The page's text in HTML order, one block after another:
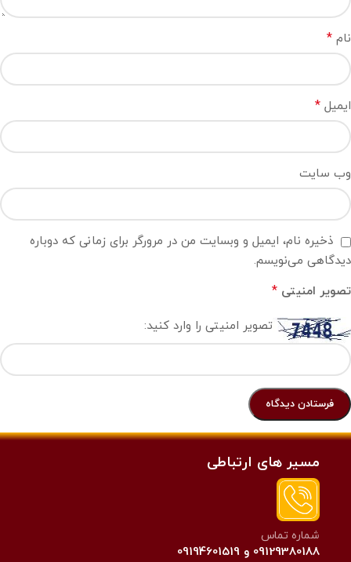
نام *
ایمیل *
وب‌ سایت
ذخیره نام، ایمیل و وبسایت من در مرورگر برای زمانی که دوباره
دیدگاهی می‌نویسم.
تصویر امنیتی *
تصویر امنیتی را وارد کنید:
مسیر های ارتباطی
شماره تماس
09129380188 و 09194601519